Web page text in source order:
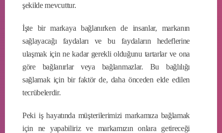
şekilde mevcuttur.
İşte bir markaya bağlanırken de insanlar, markanın
sağlayacağı faydaları ve bu faydaların hedeflerine
ulaşmak için ne kadar gerekli olduğunu tartarlar ve ona
göre bağlanırlar veya bağlanmazlar. Bu bağlılığı
sağlamak için bir faktör de, daha önceden elde edilen
tecrübelerdir.
Peki iş hayatında müşterilerimizi markamıza bağlamak
için ne yapabiliriz ve markamızın onlara getireceği